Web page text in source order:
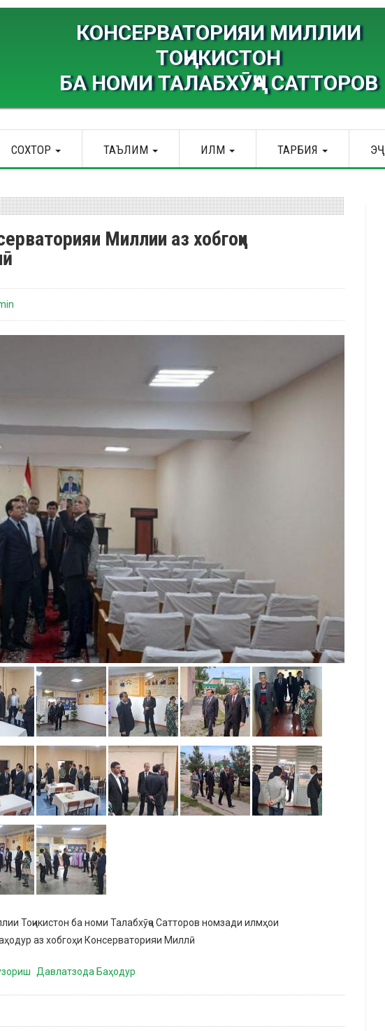
КОНСЕРВАТОРИЯИ МИЛЛИИ
ТОҶИКИСТОН
БА НОМИ ТАЛАБХӮҶА САТТОРОВ
СОХТОР ТАЪЛИМ ИЛМ ТАРБИЯ
Миллии аз хобгоҳи
Тоҷикистон ба номи Талабхӯҷа Сатторов номзади илмҳои
аз хобгоҳи Консерваторияи Миллӣ
Давлатзода Баҳодур